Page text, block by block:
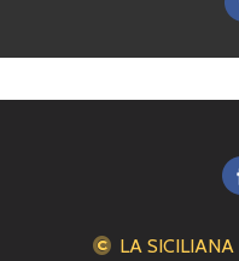
LA SICILIANA